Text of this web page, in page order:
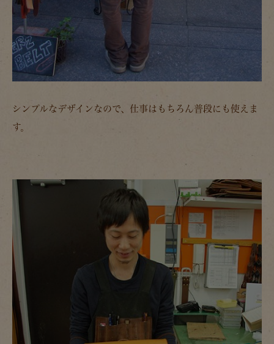
シンプルなデザインなので、仕事はもちろん普段にも使えま
す。